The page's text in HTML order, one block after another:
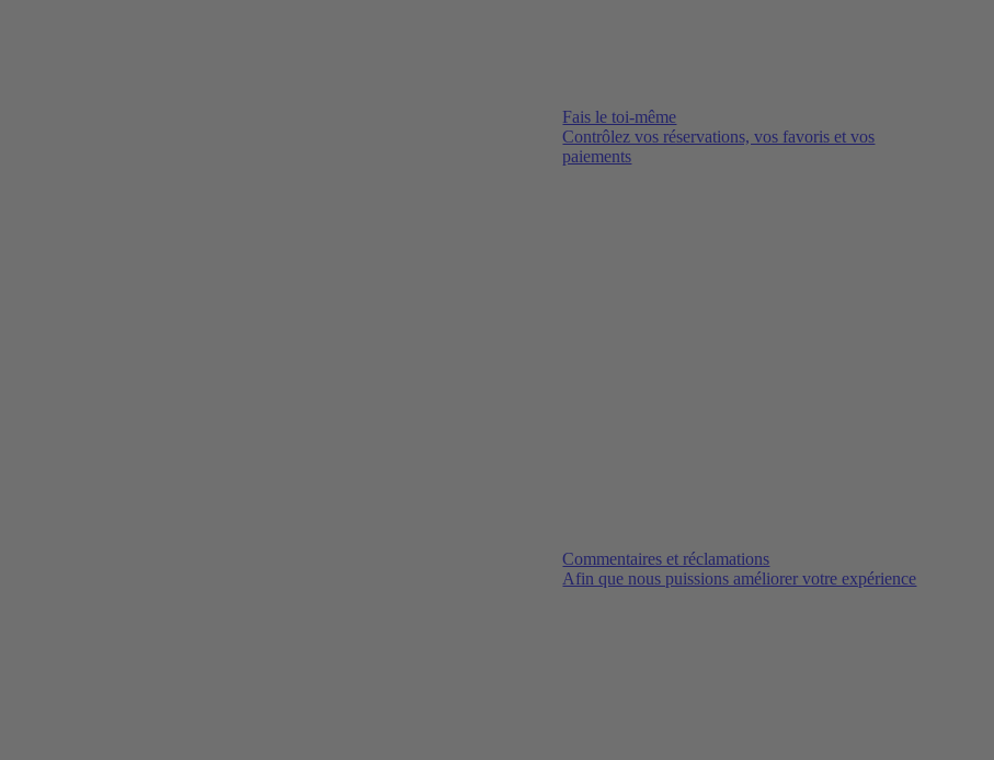
Fais le toi-même
Contrôlez vos réservations, vos favoris et vos
paiements
Commentaires et réclamations
Afin que nous puissions améliorer votre expérience